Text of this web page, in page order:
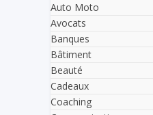
Auto Moto
Avocats
Banques
Bâtiment
Beauté
Cadeaux
Coaching